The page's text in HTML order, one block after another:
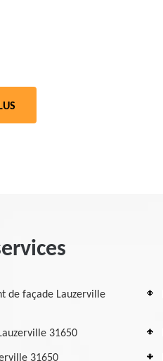
de façade Lauzerville
31650
31650